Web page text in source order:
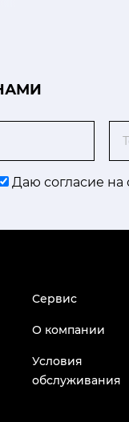
Даю согласие на
Сервис
О компании
Условия
обслуживания